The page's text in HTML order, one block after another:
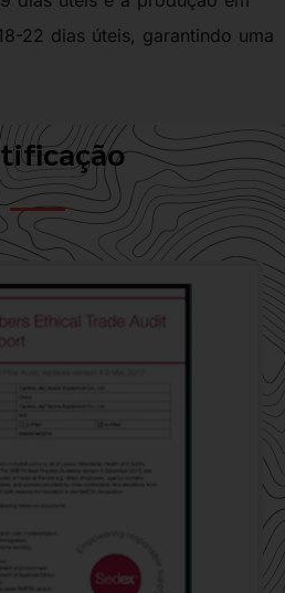
22 dias úteis, garantindo uma